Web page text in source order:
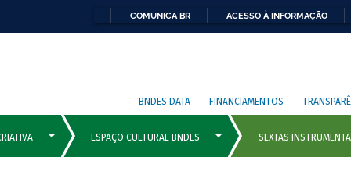
COMUNICA BR ACESSO À INFORMAÇÃO
BNDES DATA FINANCIAMENTOS